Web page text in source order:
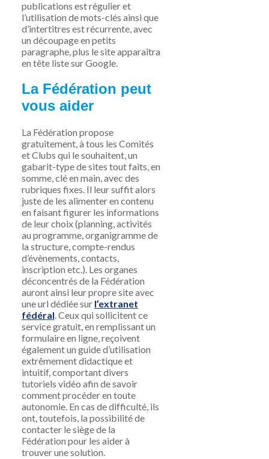
publications est régulier et
l’utilisation de mots-clés ainsi que
d’intertitres est récurrente, avec
un découpage en petits
paragraphe, plus le site apparaîtra
en tête liste sur Google.
La Fédération peut
vous aider
La Fédération propose
gratuitement,à tous les Comités
etClubs qui le souhaitent,un
gabarit-typede sites tout faits, en
somme,clé en main,avec des
rubriques fixes. Il leursuffit alors
juste de les alimenteren contenu
en faisant figurer les informations
de leur choix (planning, activités
au programme, organigramme de
la structure,compte-rendus
d’évènements, contacts,
inscription etc.). Les organes
déconcentrés de la Fédération
auront ainsi leur propre site avec
une url dédiée sur l’extranet
fédéral. Ceux qui sollicitentce
service gratuit, en remplissantun
formulaire en ligne, reçoivent
égalementun guide d’utilisation
extrêmement didactique et
intuitif,comportant divers
tutoriels vidéo afin de savoir
commentprocéder en toute
autonomie.En cas de difficulté, ils
ont,toutefois, la possibilitéde
contacter le siège de la
Fédération pourles aider à
trouver unesolution.